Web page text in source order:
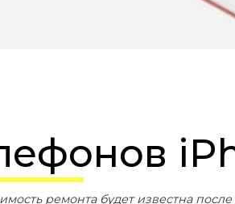
ремонта будет известна после